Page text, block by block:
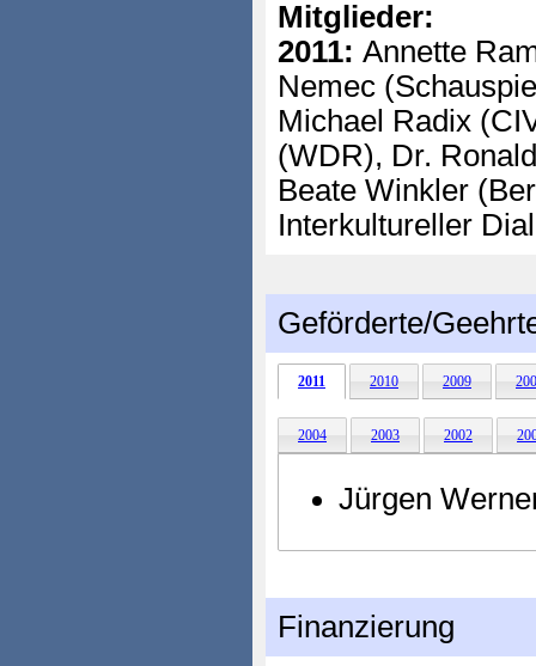
Mitglieder:
2011: Annette
Nemec
Michael Radix
(WDR), Dr.
Beate Winkler
Interkultureller
Geförderte/
2011 2010 2009
2004 2003 2002
Jürgen
Finanzierung